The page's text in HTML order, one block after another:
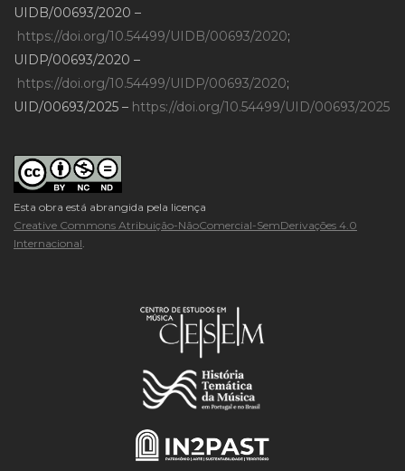
UIDB/00693/2020 –
https://doi.org/10.54499/UIDB/00693/2020;
UIDP/00693/2020 –
https://doi.org/10.54499/UIDP/00693/2020;
UID/00693/2025 – https://doi.org/10.54499/UID/00693/2025
Esta obra está abrangida pela licença
Creative Commons Atribuição-NãoComercial-SemDerivações 4.0
Internacional.